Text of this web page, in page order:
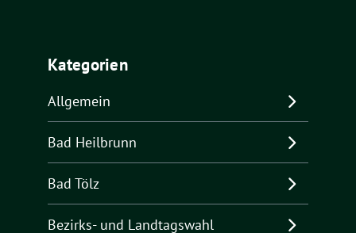
Kategorien
Allgemein
Bad Heilbrunn
Bad Tölz
Bezirks- und Landtagswahl